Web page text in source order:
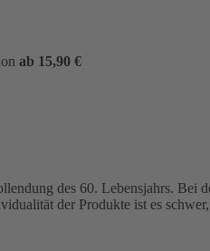
ab 15,90 €
des 60. Lebensjahrs. Bei
der Produkte ist es